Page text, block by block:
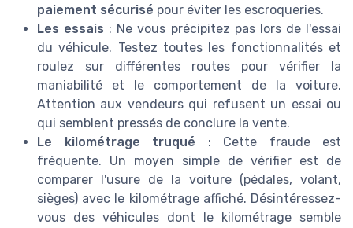
paiement sécurisé pour éviter les escroqueries.
Les essais : Ne vous précipitez pas lors de l'essai
du véhicule. Testez toutes les fonctionnalités et
roulez sur différentes routes pour vérifier la
maniabilité et le comportement de la voiture.
Attention aux vendeurs qui refusent un essai ou
qui semblent pressés de conclure la vente.
Le kilométrage truqué : Cette fraude est
fréquente. Un moyen simple de vérifier est de
comparer l'usure de la voiture (pédales, volant,
sièges) avec le kilométrage affiché. Désintéressez-
vous des véhicules dont le kilométrage semble